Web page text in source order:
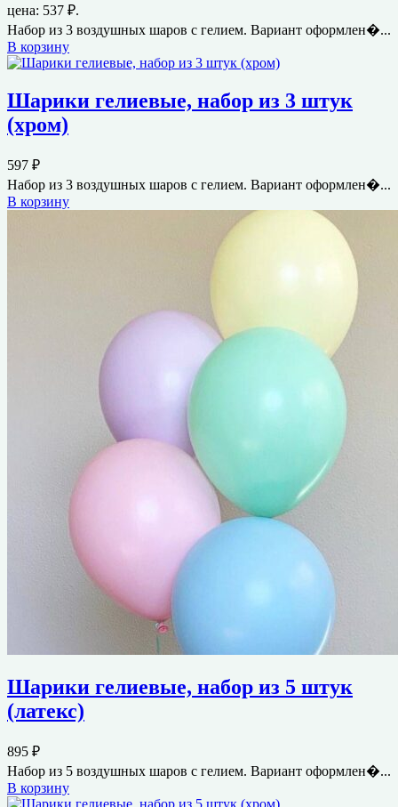
цена: 537 ₽.
Набор из 3 воздушных шаров с гелием. Вариант оформлен�...
В корзину
Шарики гелиевые, набор из 3 штук
(хром)
597 ₽
Набор из 3 воздушных шаров с гелием. Вариант оформлен�...
В корзину
Шарики гелиевые, набор из 5 штук
(латекс)
895 ₽
Набор из 5 воздушных шаров с гелием. Вариант оформлен�...
В корзину